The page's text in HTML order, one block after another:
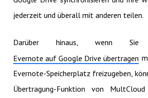
jederzeit und überall mit anderen teilen.
Darüber hinaus, wenn
Evernote auf Google Drive übertragen
Evernote-Speicherplatz freizugeben,
Übertragung-Funktion von